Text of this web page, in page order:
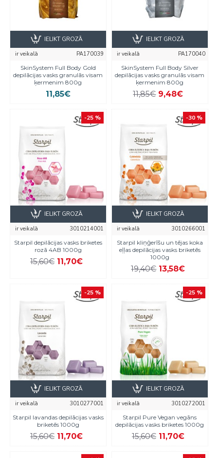
ir veikalā
PA170039
SkinSystem Full Body Gold
depilācijas vasks granulās visam
ķermenim 800g
11,85€
IELIKT GROZĀ
ir veikalā
PA170040
SkinSystem Full Body Silver
depilācijas vasks granulās visam
ķermenim 800g
11,85€ 9,48€
IELIKT GROZĀ
-25 %
ir veikalā
3010214001
Starpil depilācijas vasks briketes
rozā 4AB 1000g
15,60€ 11,70€
IELIKT GROZĀ
-30 %
ir veikalā
3010266001
Starpil kliņģerīšu un tējas koka
eļļas depilācijas vasks briketēs
1000g
19,40€ 13,58€
IELIKT GROZĀ
-25 %
ir veikalā
3010277001
Starpil lavandas depilācijas vasks
briketēs 1000g
15,60€ 11,70€
IELIKT GROZĀ
-25 %
ir veikalā
3010272001
Starpil Pure Vegan vegāns
depilācijas vasks briketes 1000g
15,60€ 11,70€
IELIKT GROZĀ